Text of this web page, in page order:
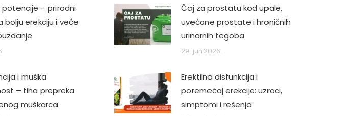
– prirodni
bolju erekciju i veće
Čaj za prostatu kod upale,
uvećane prostate i hroničnih
urinarnih tegoba
29. jun 2026.
i muška
– tiha prepreka
muškarca
Erektilna disfunkcija i
poremećaj erekcije: uzroci,
simptomi i rešenja